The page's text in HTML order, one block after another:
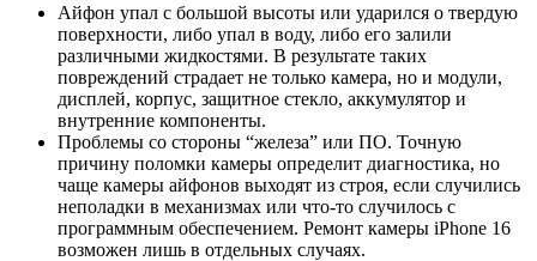
Айфон упал с большой высоты или ударился о твердую
поверхности, либо упал в воду, либо его залили
различными жидкостями. В результате таких
повреждений страдает не только камера, но и модули,
дисплей, корпус, защитное стекло, аккумулятор и
внутренние компоненты.
Проблемы со стороны “железа” или ПО. Точную
причину поломки камеры определит диагностика, но
чаще камеры айфонов выходят из строя, если случились
неполадки в механизмах или что-то случилось с
программным обеспечением. Ремонт камеры iPhone 16
возможен лишь в отдельных случаях.